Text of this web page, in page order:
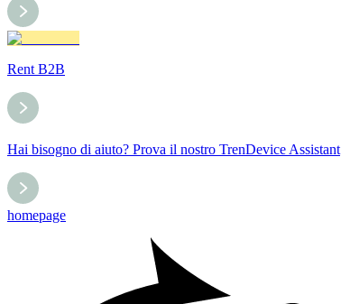
Rent B2B
Hai bisogno di aiuto? Prova il nostro TrenDevice Assistant
homepage